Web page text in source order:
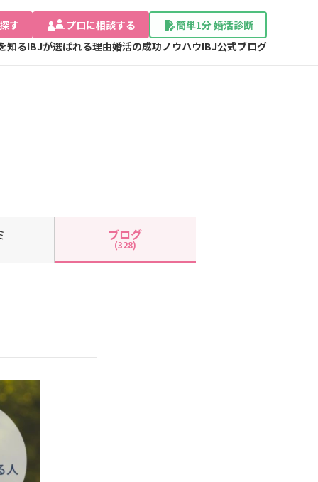
す プロに相談する
簡単1分 婚活診断
知るIBJが選ばれる理由婚活の成功ノウハウIBJ公式ブログ
ブログ
(328)